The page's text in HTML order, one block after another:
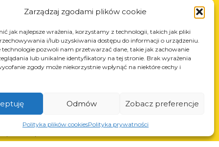
Zarządzaj zgodami plików cookie
jak najlepsze wrażenia, korzystamy z technologii, takich jak pliki
i/lub uzyskiwania dostępu do informacji o urządzeniu.
technologie pozwoli nam przetwarzać dane, takie jak zachowanie
lub unikalne identyfikatory na tej stronie. Brak wyrażenia
zgody może niekorzystnie wpłynąć na niektóre cechy i
Odmów Zobacz preferencje
Polityka plików cookiesPolityka prywatności
Verniciatura a polvere
Saldatura automatica e manuale
Sąd Rejonowy dla Krakowa-Śródmieścia z dnia 22.02.2002r. D-